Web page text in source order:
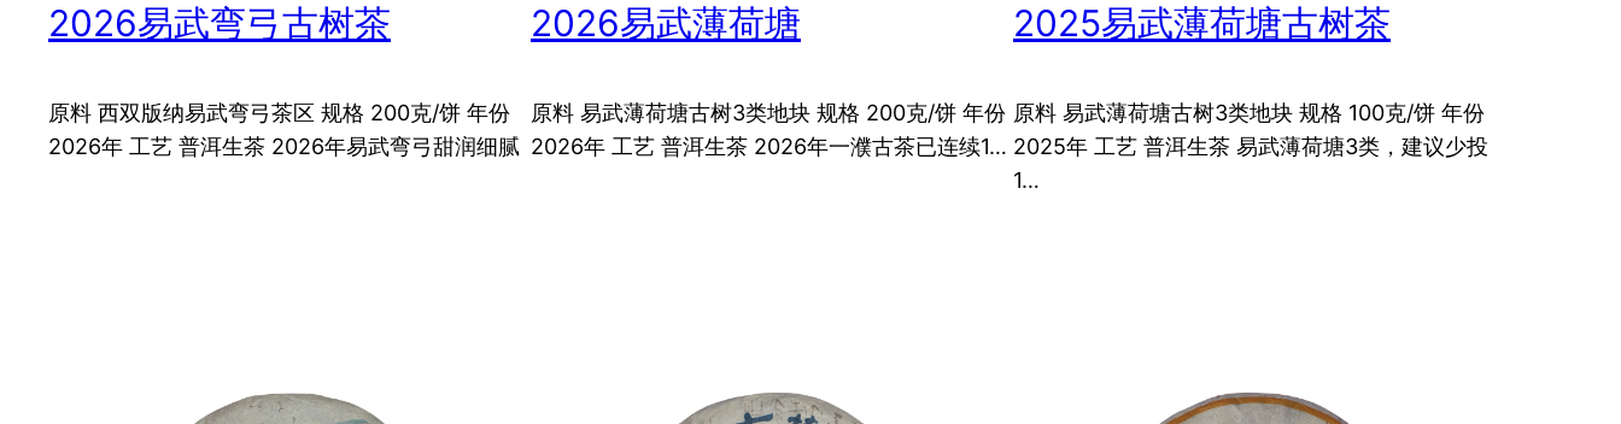
2026易武弯弓古树茶
原料 西双版纳易武弯弓茶区 规格 200克/饼 年份
2026年 工艺 普洱生茶 2026年易武弯弓甜润细腻
2026易武薄荷塘
原料 易武薄荷塘古树3类地块 规格 200克/饼 年份
2026年 工艺 普洱生茶 2026年一濮古茶已连续1…
2025易武薄荷塘古树茶
原料 易武薄荷塘古树3类地块 规格 100克/饼 年份
2025年 工艺 普洱生茶 易武薄荷塘3类，建议少投
1…